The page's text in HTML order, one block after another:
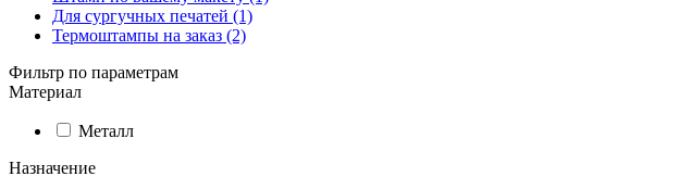
Для сургучных печатей (1)
Термоштампы на заказ (2)
Фильтр по параметрам
Материал
Металл
Назначение